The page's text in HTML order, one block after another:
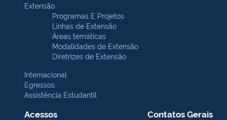
Extensão
Programas E Projetos
Linhas de Extensão
Áreas temáticas
Modalidades de Extensão
Diretrizes de Extensão
Internacional
Egressos
Assistência Estudantil
Acessos Contatos Gerais